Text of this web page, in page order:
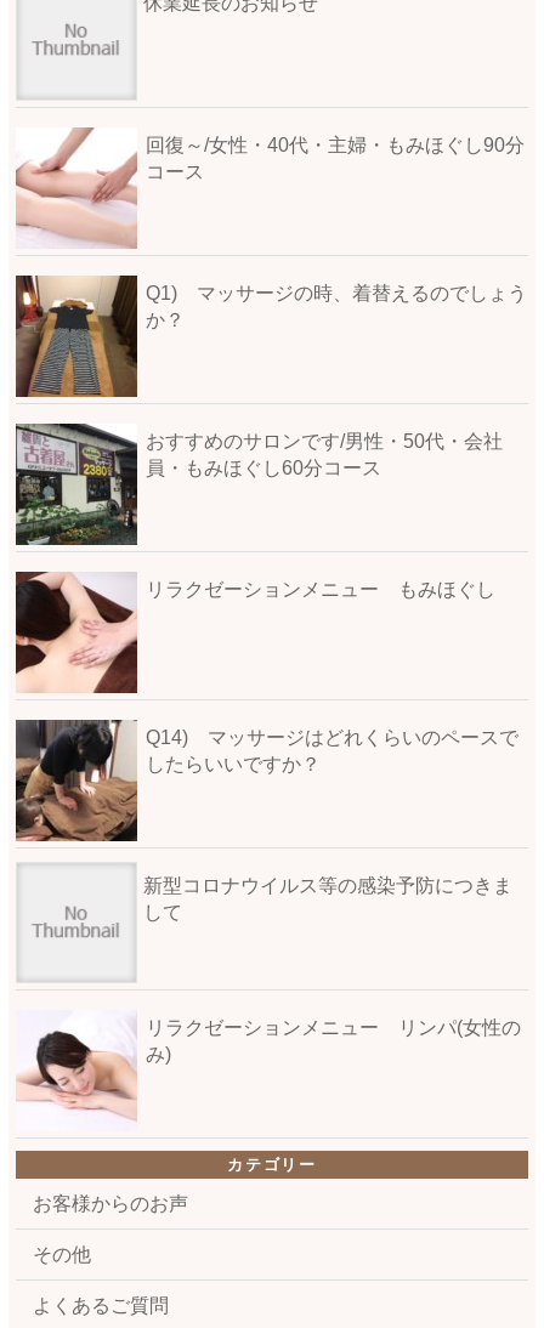
回復～/女性・40代・主婦・もみほぐし90分
コース
Q1) マッサージの時、着替えるのでしょう
か？
おすすめのサロンです/男性・50代・会社
員・もみほぐし60分コース
リラクゼーションメニュー もみほぐし
Q14) マッサージはどれくらいのペースで
したらいいですか？
新型コロナウイルス等の感染予防につきま
して
リラクゼーションメニュー リンパ(女性の
み)
カテゴリー
お客様からのお声
その他
よくあるご質問